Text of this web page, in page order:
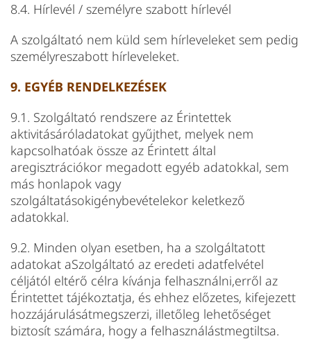
8.4. Hírlevél / személyre szabott hírlevél
A szolgáltató nem küld sem hírleveleket sem pedig
személyreszabott hírleveleket.
9. EGYÉB RENDELKEZÉSEK
9.1. Szolgáltató rendszere az Érintettek
aktivitásáróladatokat gyűjthet, melyek nem
kapcsolhatóak össze az Érintett által
aregisztrációkor megadott egyéb adatokkal, sem
más honlapok vagy
szolgáltatásokigénybevételekor keletkező
adatokkal.
9.2. Minden olyan esetben, ha a szolgáltatott
adatokat aSzolgáltató az eredeti adatfelvétel
céljától eltérő célra kívánja felhasználni,erről az
Érintettet tájékoztatja, és ehhez előzetes, kifejezett
hozzájárulásátmegszerzi, illetőleg lehetőséget
biztosít számára, hogy a felhasználástmegtiltsa.